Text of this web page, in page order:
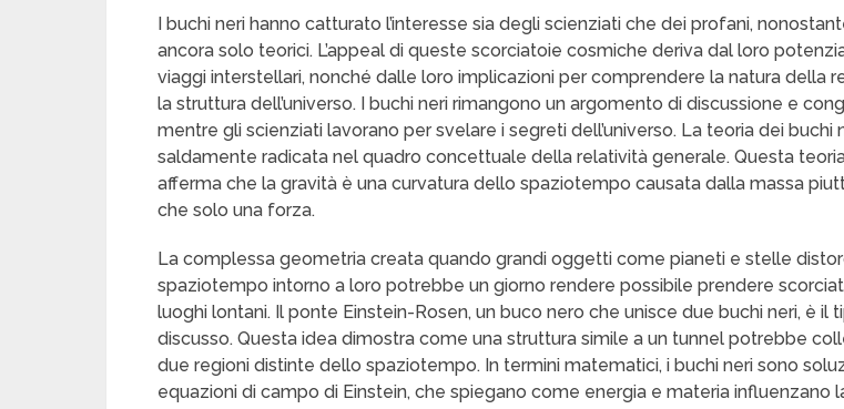
I buchi neri hanno catturato l’interesse sia degli scienziati che dei profani,
ancora solo teorici. L’appeal di queste scorciatoie cosmiche deriva dal loro
viaggi interstellari, nonché dalle loro implicazioni per comprendere la natura della
la struttura dell’universo. I buchi neri rimangono un argomento di discussione e
mentre gli scienziati lavorano per svelare i segreti dell’universo. La teoria dei buchi
saldamente radicata nel quadro concettuale della relatività generale. Questa
afferma che la gravità è una curvatura dello spaziotempo causata dalla massa
che solo una forza.
La complessa geometria creata quando grandi oggetti come pianeti e stelle
spaziotempo intorno a loro potrebbe un giorno rendere possibile prendere
luoghi lontani. Il ponte Einstein-Rosen, un buco nero che unisce due buchi neri, è il
discusso. Questa idea dimostra come una struttura simile a un tunnel potrebbe
due regioni distinte dello spaziotempo. In termini matematici, i buchi neri sono
equazioni di campo di Einstein, che spiegano come energia e materia influenzano